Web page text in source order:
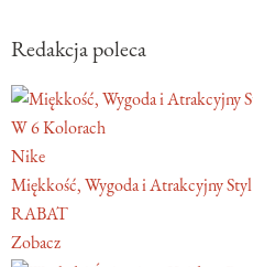
Redakcja poleca
W 6 Kolorach
Nike
Miękkość, Wygoda i Atrakcyjny Styl
RABAT
Zobacz